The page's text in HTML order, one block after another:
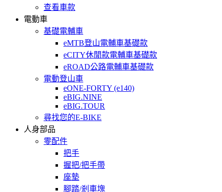
查看車款
電動車
基礎電輔車
eMTB登山電輔車基礎款
eCITY休閒款電輔車基礎款
eROAD公路電輔車基礎款
電動登山車
eONE-FORTY (e140)
eBIG.NINE
eBIG.TOUR
尋找您的E-BIKE
人身部品
零配件
把手
握把/把手帶
座墊
腳踏/剎車塊